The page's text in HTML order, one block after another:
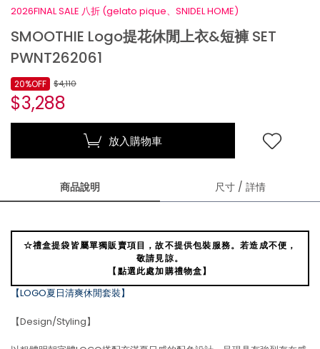
2026FINAL SALE 八折 (gelato pique、SNIDEL HOME)
SMOOTHIE Logo提花休閒上衣&短褲 SET
PWNT262061
$4,110
$3,288
20%OFF
放入購物車
商品說明 尺寸 / 詳情
☆禮盒提袋皆屬單獨販賣項目，故不提供包裝服務。若造成不便，
敬請見諒。
【點選此處加購禮物盒】
【LOGO夏日清爽休閒套裝】
【Design/Styling】